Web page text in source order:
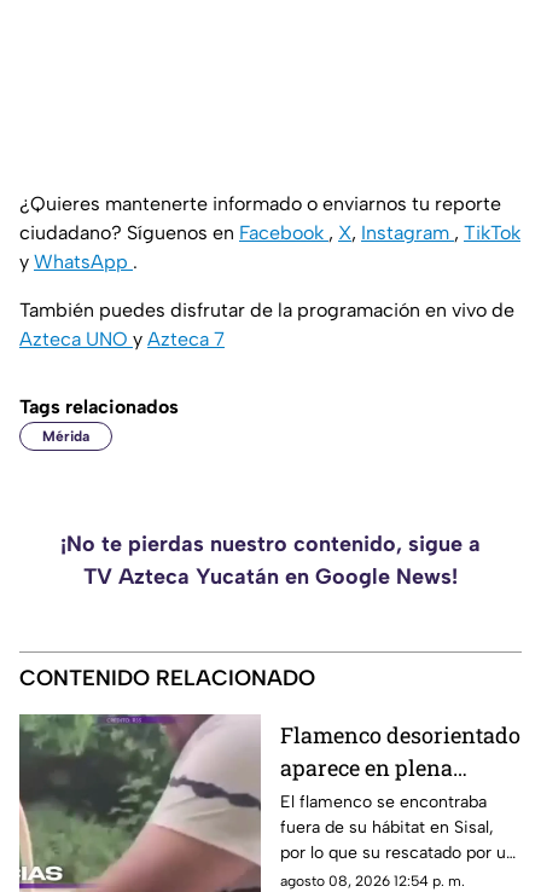
¿Quieres mantenerte informado o enviarnos tu reporte
ciudadano? Síguenos en Facebook , X, Instagram , TikTok
y WhatsApp .
También puedes disfrutar de la programación en vivo de
Azteca UNO y Azteca 7
Tags relacionados
Mérida
¡No te pierdas nuestro contenido, sigue a
TV Azteca Yucatán en Google News!
CONTENIDO RELACIONADO
Flamenco desorientado
aparece en plena
GASOLINERA de Sisal;
así fue su insólito
rescate (+VIDEO)
El flamenco se encontraba
fuera de su hábitat en Sisal,
por lo que su rescatado por un
ciudadano, quién lo llevó a la
agosto 08, 2026 12:54 p. m.